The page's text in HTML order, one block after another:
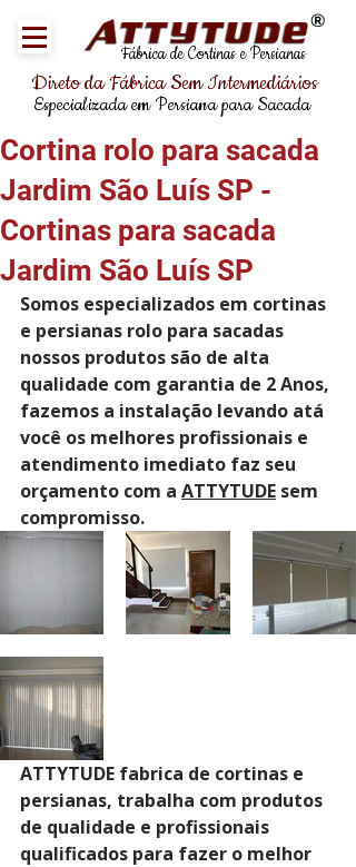
Fábrica de Cortinas e Persianas
®
Direto da Fábrica Sem Intermediários
Especializada em Persiana para Sacada
Cortina rolo para sacada
Jardim São Luís SP -
Cortinas para sacada
Jardim São Luís SP
Somos especializados em cortinas
e persianas rolo para sacadas
nossos produtos são de alta
qualidade com garantia de 2 Anos,
fazemos a instalação levando atá
você os melhores profissionais e
atendimento imediato faz seu
orçamento com a ATTYTUDE sem
compromisso.
ATTYTUDE fabrica de cortinas e
persianas, trabalha com produtos
de qualidade e profissionais
qualificados para fazer o melhor